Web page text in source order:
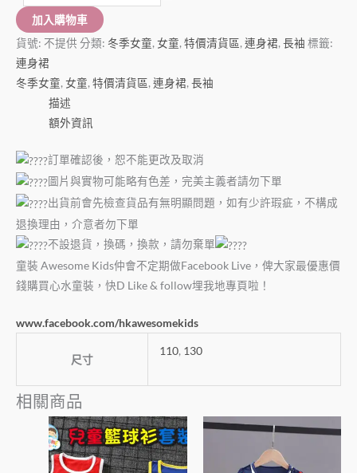
加入購物車
貨號: 不提供 分類: 冬季女童,女童,特價清貨區,連身裙,長袖 標籤:
連身裙
冬季女童,女童,特價清貨區,連身裙,長袖
描述
額外資訊
訂單確認後，恕不能更改及取消
圖片與實物可能略有色差，完美主義者請勿下單
出貨前會先檢查貨品有無明顯問題，如有少許瑕疵，不構成
退換理由，介意者勿下單
不設退貨，換碼，換款，請勿棄單
童裝 Awesome Kids仲會不定期做Facebook Live，俾大家最優惠價
錢購買心水童裝，快D Like & follow埋我地專頁啦！
www.facebook.com/hkawesomekids
尺寸
110, 130
相關商品
此
產
品
此